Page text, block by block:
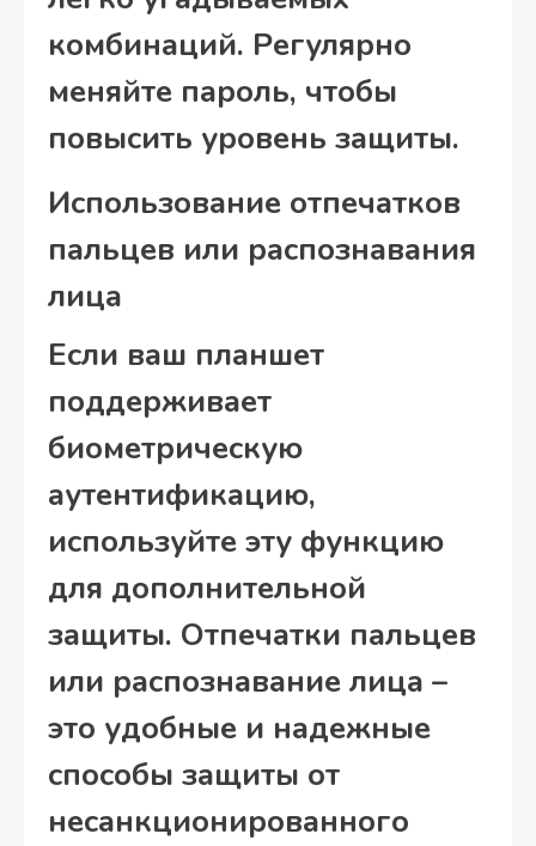
комбинаций. Регулярно
меняйте пароль, чтобы
повысить уровень защиты.
Использование отпечатков
пальцев или распознавания
лица
Если ваш планшет
поддерживает
биометрическую
аутентификацию,
используйте эту функцию
для дополнительной
защиты. Отпечатки пальцев
или распознавание лица –
это удобные и надежные
способы защиты от
несанкционированного